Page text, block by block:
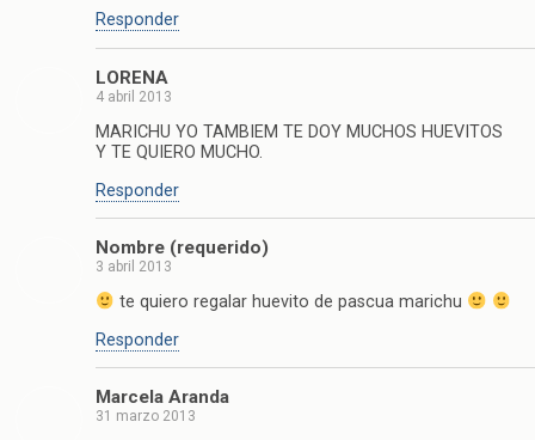
Responder
LORENA
4 abril 2013
MARICHU YO TAMBIEM TE DOY MUCHOS HUEVITOS
Y TE QUIERO MUCHO.
Responder
Nombre (requerido)
3 abril 2013
te quiero regalar huevito de pascua marichu
Responder
Marcela Aranda
31 marzo 2013